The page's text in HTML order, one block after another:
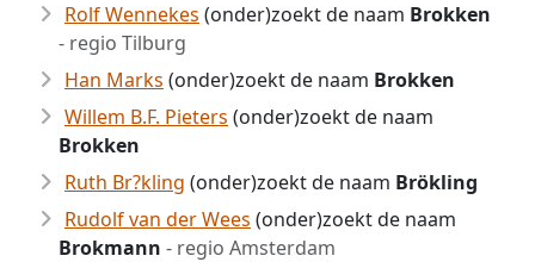
Rolf Wennekes (onder)zoekt de naam Brokken
- regio Tilburg
Han Marks (onder)zoekt de naam Brokken
Willem B.F. Pieters (onder)zoekt de naam
Brokken
Ruth Br?kling (onder)zoekt de naam Brökling
Rudolf van der Wees (onder)zoekt de naam
Brokmann - regio Amsterdam